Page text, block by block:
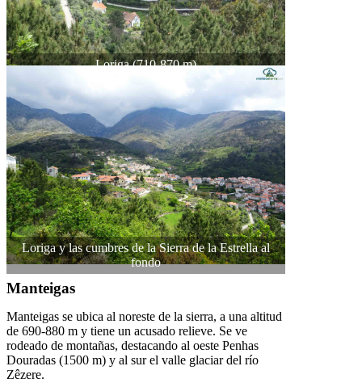
Loriga (710-870 m)
Loriga y las cumbres de la Sierra de la Estrella al
fondo
Manteigas
Manteigas se ubica al noreste de la sierra, a una altitud
de 690-880 m y tiene un acusado relieve. Se ve
rodeado de montañas, destacando al oeste Penhas
Douradas (1500 m) y al sur el valle glaciar del río
Zêzere.